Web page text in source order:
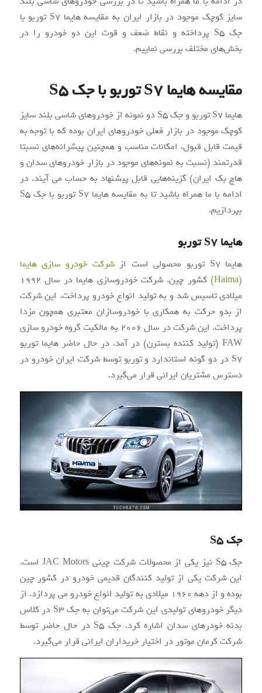
سایز کوچک موجود در بازار ایران به مقایسه هایما S7 توربو با
جک S5 پرداخته و نقاط ضعف و قوت این دو خودرو را در
بخش‌های مختلف بررسی نماییم.
مقایسه هایما S7 توربو با جک S5
هایما S7 توربو و جک S5 دو نمونه از خودروهای شاسی بلند سایز
کوچک موجود در بازار فعلی خودروهای ایران بوده که با توجه به
قیمت قابل قبول، امکانات مناسب و همچنین پیشرانه‌های نسبتا
قدرتمند (نسبت به نمونه‌های موجود در بازار خودروهای سدان و
هاچ بک ایران) گزینه‌هایی قابل پیشنهاد به حساب می آیند. در
ادامه با ما همراه باشید تا به مقایسه هایما S7 توربو با جک S5
بپردازیم.
هایما S7 توربو
هایما S7 توربو محصولی است از
شرکت خودرو سازی هایما
(Haima)
کشور چین. شرکت خودروسازی هایما در سال ۱۹۹۲
میلادی تاسیس شد و به تولید انواع خودرو پرداخت. این شرکت
از بدو حرکت به همکاری با خودروسازان معتبری همچون مزدا
پرداخت. این شرکت در سال ۲۰۰۶ به مالکیت گروه خودرو سازی
FAW (تولید کننده بسترن) در آمد. در حال حاضر هایما توربو
S7 در دو گونه استاندارد و توربو توسط شرکت ایران خودرو در
دسترس مشتریان ایرانی قرار می‌گیرد.
جک S5
جک S5 نیز یکی از محصولات شرکت چینی JAC Motors است.
این شرکت یکی از تولید کنندگان قدیمی خودرو در کشور چین
بوده و از دهه ۱۹۶۰ میلادی به تولید انواع خودرو می پردازد. از
دیگر خودروهای تولیدی این شرکت می‌توان به جک S3 در کلاس
بدنه خودرهای سدان اشاره کرد. جک S5 در حال حاضر توسط
شرکت کرمان موتور در اختیار خریداران ایرانی قرار می‌گیرد.